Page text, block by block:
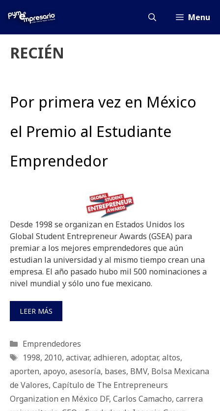
Menu
RECIÉN
Por primera vez en México
el Premio al Estudiante
Emprendedor
Desde 1998 se organizan en Estados Unidos los
Global Student Entrepreneur Awards (GSEA) para
premiar a los mejores emprendedores que aún
estudian la universidad y al mismo tiempo crean una
empresa. El año pasado hubo mil 500 nominaciones a
nivel mundial y sólo uno fue mexicano.
LEER MÁS
Categorías
Emprendedores
Etiquetas
1998, 2010, activar, adhieren, adoptar, altos,
aporten, apoyo, asesoría, bases, BMV, Bolsa Mexicana
de Valores, Capítulo de The Entrepreneurs
Organization en México DF, Carlos Camacho, carrera